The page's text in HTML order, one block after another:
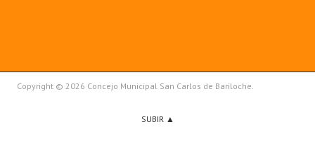
Copyright © 2026 Concejo Municipal San Carlos de Bariloche.
SUBIR ▲